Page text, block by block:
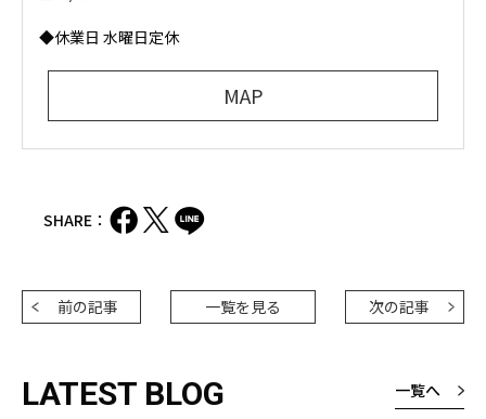
◆休業日 水曜日定休
MAP
SHARE：
前の記事 一覧を見る 次の記事
LATEST BLOG 一覧へ